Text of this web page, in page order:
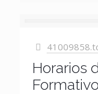
Horarios